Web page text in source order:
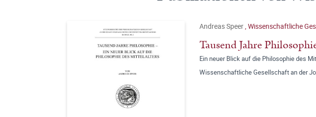
Andreas Speer,Wissenschaftliche
Tausend Jahre
Ein neuer Blick auf die Philosophie des
Wissenschaftliche Gesellschaft an der